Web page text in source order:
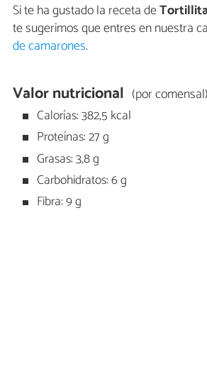
Si te ha gustado la receta de
te sugerimos que entres en nuestra
de camarones.
Valor nutricional (por comensal)
Calorías: 382,5 kcal
Proteínas: 27 g
Grasas: 3,8 g
Carbohidratos: 6 g
Fibra: 9 g